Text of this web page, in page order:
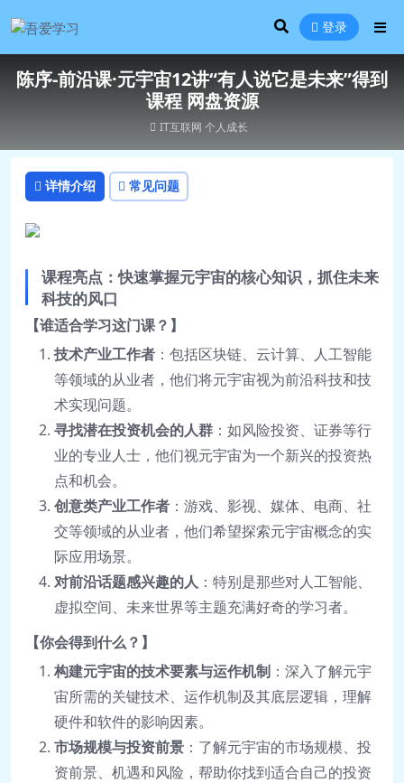
登录
陈序-前沿课·元宇宙12讲“有人说它是未来”得到
课程 网盘资源
IT互联网 个人成长
详情介绍 常见问题
课程亮点：快速掌握元宇宙的核心知识，抓住未来
科技的风口
【谁适合学习这门课？】
技术产业工作者 ：包括区块链、云计算、人工智能
等领域的从业者，他们将元宇宙视为前沿科技和技
术实现问题。
寻找潜在投资机会的人群 ：如风险投资、证券等行
业的专业人士，他们视元宇宙为一个新兴的投资热
点和机会。
创意类产业工作者 ：游戏、影视、媒体、电商、社
交等领域的从业者，他们希望探索元宇宙概念的实
际应用场景。
对前沿话题感兴趣的人 ：特别是那些对人工智能、
虚拟空间、未来世界等主题充满好奇的学习者。
【你会得到什么？】
构建元宇宙的技术要素与运作机制 ：深入了解元宇
宙所需的关键技术、运作机制及其底层逻辑，理解
硬件和软件的影响因素。
市场规模与投资前景 ：了解元宇宙的市场规模、投
资前景、机遇和风险，帮助你找到适合自己的投资